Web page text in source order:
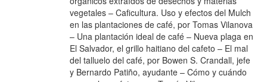
vegetales – Caficultura. Uso y efectos del Mulch
en las plantaciones de café, por Tomas Vilanova
– Una plantación ideal de café – Nueva plaga en
El Salvador, el grillo haitiano del cafeto – El mal
del talluelo del café, por Bowen S. Crandall, jefe
y Bernardo Patiño, ayudante – Cómo y cuándo